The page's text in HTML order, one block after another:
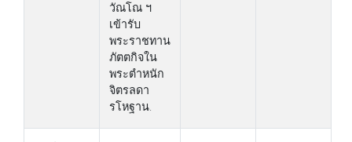
วัณโณ ฯ
เข้ารับ
พระราชทาน
ภัตตกิจใน
พระตำหนัก
จิตรลดา
รโหฐาน.